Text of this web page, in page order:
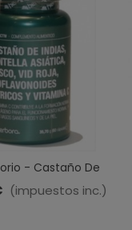
- Castaño De
Asiática,
Vid Roja
(impuestos inc.)